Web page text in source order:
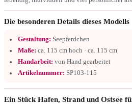
Die besonderen Details dieses Modells
Gestaltung: Seepferdchen
Maße: ca. 115 cm hoch · ca. 115 cm
Handarbeit: von Hand gearbeitet
Artikelnummer: SP103-115
Ein Stück Hafen, Strand und Ostsee